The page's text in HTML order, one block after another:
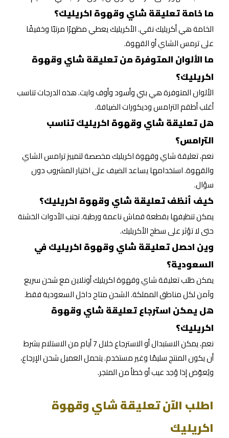
ما خامة تعليقة شاي وقهوة اكريليك؟
الخامة هي أكريليك نقي. الأكريليك يعطي مظهرًا مرتبًا وخفيفًا
على ترمس الشاي أو القهوة.
ما الألوان المتوفرة من تعليقة شاي وقهوة
اكريليك؟
الألوان المتوفرة هي بني وأسود وأوف وايت. هذه الدرجات تناسب
أغلب أطقم الترامس وديكورات الضيافة.
هل تعليقة شاي وقهوة اكريليك تناسب
الترامس؟
نعم، تعليقة شاي وقهوة اكريليك مخصصة لتمييز ترامس الشاي
والقهوة. استخدامها يساعد الضيف على اختيار المشروب دون
سؤال.
كيف أنظف تعليقة شاي وقهوة اكريليك؟
يمكن تنظيفها بقطعة قماش ناعمة ورطبة. تجنب الأدوات الخشنة
حتى لا تؤثر على سطح الأكريليك.
وين احصل تعليقة شاي وقهوة اكريليك في
السعودية؟
يمكن طلب تعليقة شاي وقهوة اكريليك أونلاين مع شحن سريع
وآمن لكل مناطق المملكة. الشحن متاح داخل السعودية فقط.
هل يمكن استرجاع تعليقة شاي وقهوة
اكريليك؟
نعم، يمكن الاستبدال أو الاسترجاع خلال 7 أيام من الاستلام بشرط
أن يكون المنتج سليمًا وغير مستخدم. يتحمل العميل شحن الإرجاع،
ويُعوّض إذا وُجد عيب أو خطأ من المتجر.
اطلب الآن تعليقة شاي وقهوة
اكريليك